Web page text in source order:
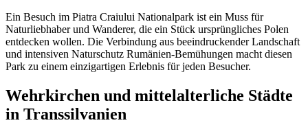
Ein Besuch im Piatra Craiului Nationalpark ist ein Muss für
Naturliebhaber und Wanderer, die ein Stück ursprüngliches Polen
entdecken wollen. Die Verbindung aus beeindruckender Landschaft
und intensiven Naturschutz Rumänien-Bemühungen macht diesen
Park zu einem einzigartigen Erlebnis für jeden Besucher.
Wehrkirchen und mittelalterliche Städte
in Transsilvanien